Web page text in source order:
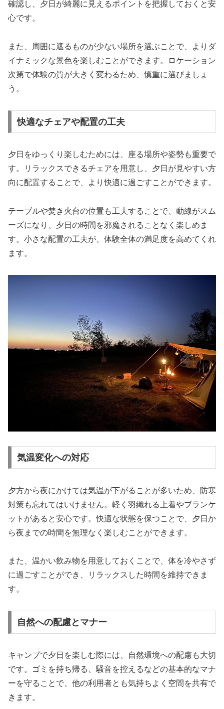
確認し、夕日が綺麗に見えるポイントを把握しておくと安
心です。
また、周囲に遮るものが少ない場所を選ぶことで、よりダ
イナミックな景色を楽しむことができます。ロケーション
次第で体験の質が大きく変わるため、慎重に選びましょ
う。
快適なチェアや配置の工夫
夕日をゆっくり楽しむためには、座る場所や姿勢も重要で
す。リラックスできるチェアを用意し、夕日が見やすい方
向に配置することで、より快適に過ごすことができます。
テーブルや焚き火台の位置も工夫することで、動線がスム
ーズになり、夕日の時間を邪魔されることなく楽しめま
す。小さな配置の工夫が、体験全体の満足度を高めてくれ
ます。
気温変化への対応
夕方から夜にかけては気温が下がることが多いため、防寒
対策も忘れてはいけません。軽く羽織れる上着やブランケ
ットがあると安心です。快適な状態を保つことで、夕日か
ら夜までの時間を無理なく楽しむことができます。
また、温かい飲み物を用意しておくことで、体を冷やさず
に過ごすことができ、リラックスした時間を維持できま
す。
自然への配慮とマナー
キャンプで夕日を楽しむ際には、自然環境への配慮も大切
です。ゴミを持ち帰る、騒音を控えるなどの基本的なマナ
ーを守ることで、他の利用者とも気持ちよく空間を共有で
きます。